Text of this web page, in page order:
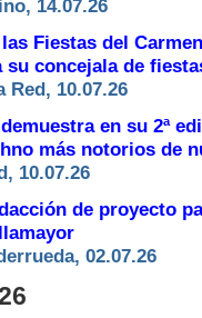
14.07.26
Fiestas del
su concejala de
Red, 10.07.26
en su 2ª
más notorios de
10.07.26
de proyecto
02.07.26